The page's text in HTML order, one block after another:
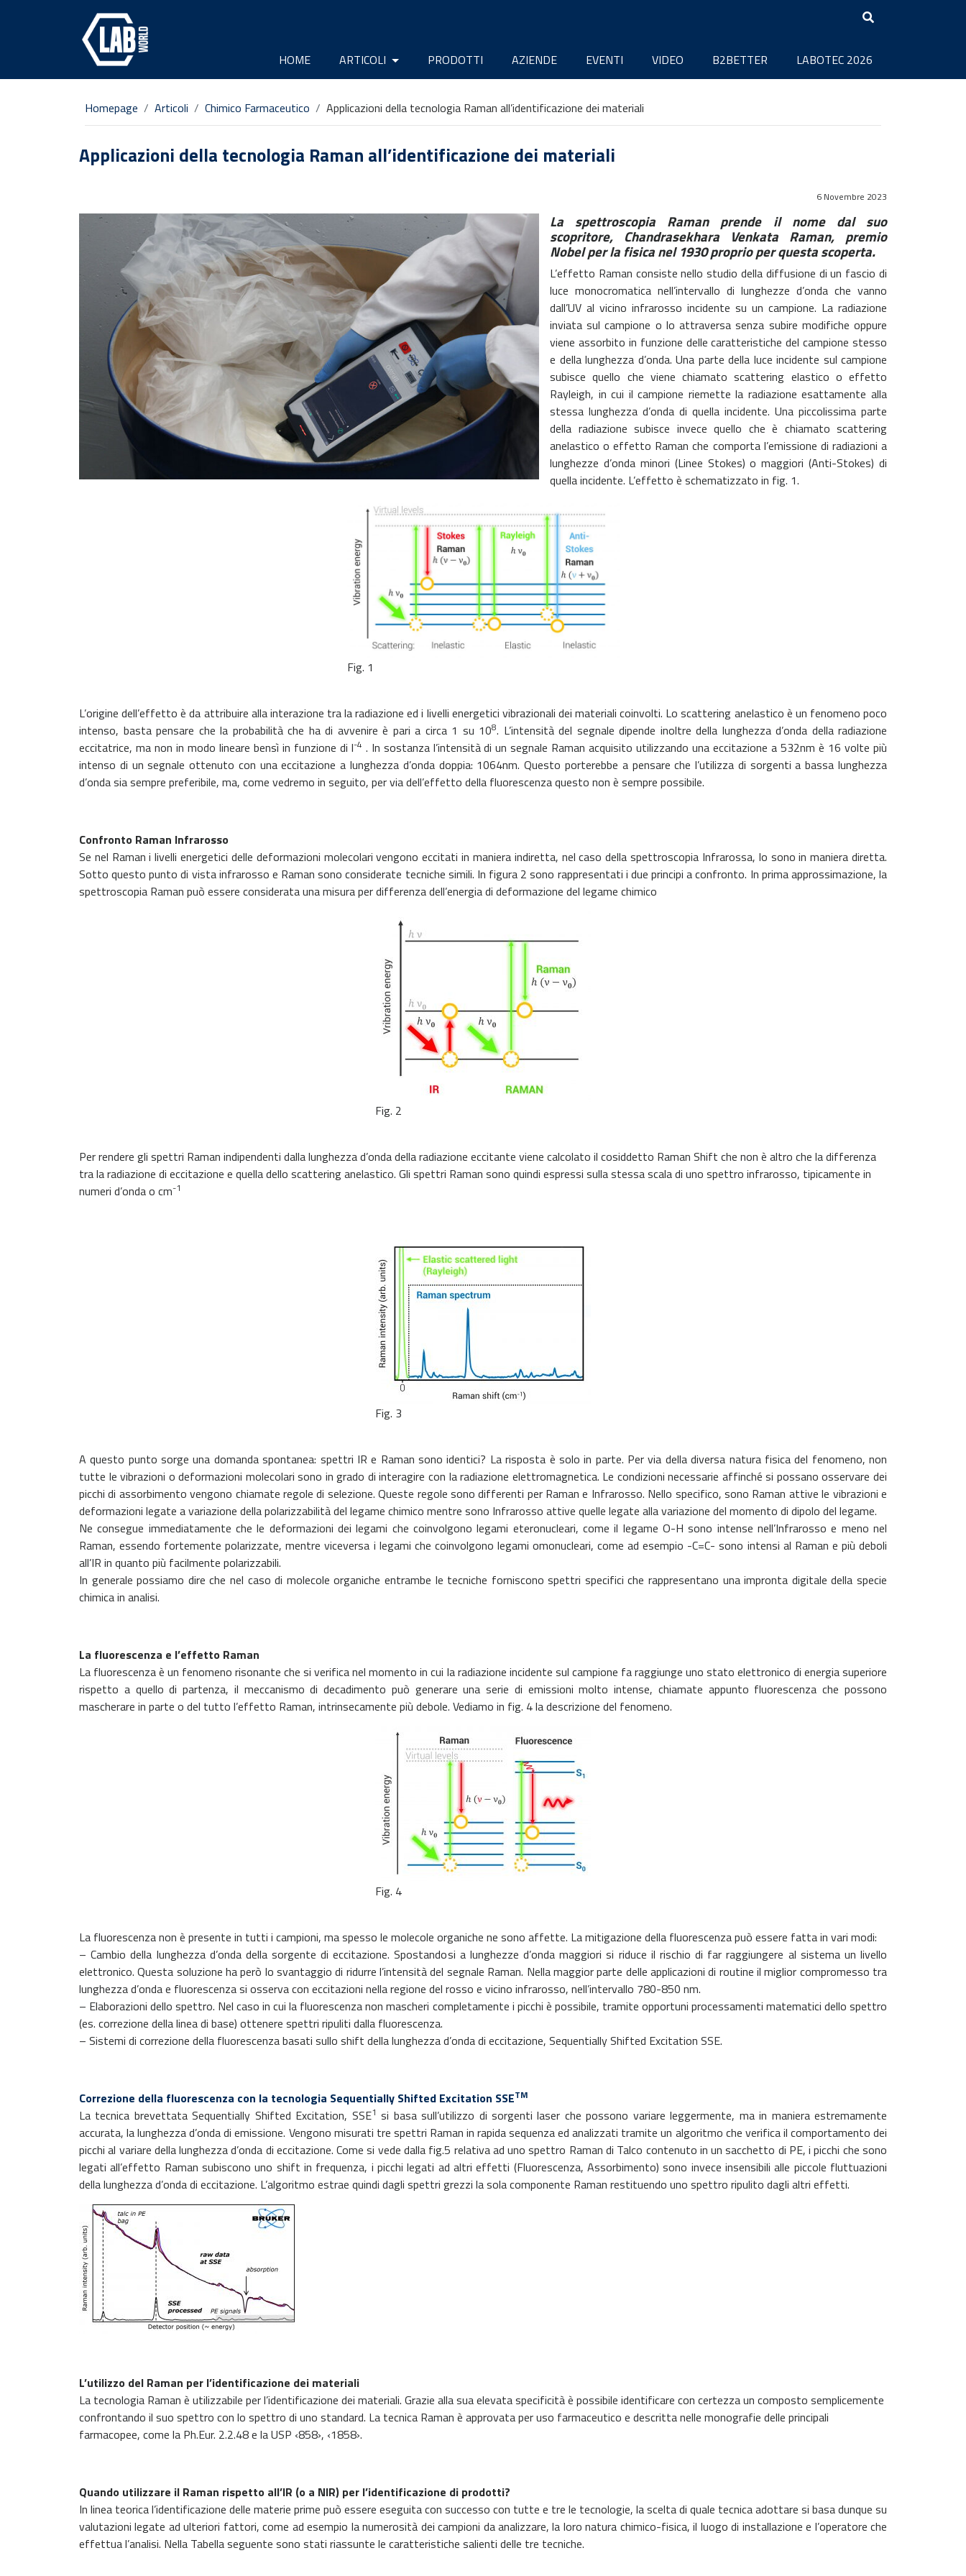
HOME ARTICOLI PRODOTTI AZIENDE EVENTI VIDEO B2BETTER LABOTEC 2026
Homepage Articoli Chimico Farmaceutico Applicazioni della tecnologia Raman all’identificazione dei materiali
Applicazioni della tecnologia Raman all’identificazione dei materiali
6 Novembre 2023
La spettroscopia Raman prende il nome dal suo
scopritore, Chandrasekhara Venkata Raman, premio
Nobel per la fisica nel 1930 proprio per questa scoperta.
L’effetto Raman consiste nello studio della diffusione di un fascio di
luce monocromatica nell’intervallo di lunghezze d’onda che vanno
dall’UV al vicino infrarosso incidente su un campione. La radiazione
inviata sul campione o lo attraversa senza subire modifiche oppure
viene assorbito in funzione delle caratteristiche del campione stesso
e della lunghezza d’onda. Una parte della luce incidente sul campione
subisce quello che viene chiamato scattering elastico o effetto
Rayleigh, in cui il campione riemette la radiazione esattamente alla
stessa lunghezza d’onda di quella incidente. Una piccolissima parte
della radiazione subisce invece quello che è chiamato scattering
anelastico o effetto Raman che comporta l’emissione di radiazioni a
lunghezze d’onda minori (Linee Stokes) o maggiori (Anti-Stokes) di
quella incidente. L’effetto è schematizzato in fig. 1.
Fig. 1
L’origine dell’effetto è da attribuire alla interazione tra la radiazione ed i livelli energetici vibrazionali dei materiali coinvolti. Lo scattering anelastico è un fenomeno poco
intenso, basta pensare che la probabilità che ha di avvenire è pari a circa 1 su 108. L’intensità del segnale dipende inoltre della lunghezza d’onda della radiazione
eccitatrice, ma non in modo lineare bensì in funzione di l-4 . In sostanza l’intensità di un segnale Raman acquisito utilizzando una eccitazione a 532nm è 16 volte più
intenso di un segnale ottenuto con una eccitazione a lunghezza d’onda doppia: 1064nm. Questo porterebbe a pensare che l’utilizza di sorgenti a bassa lunghezza
d’onda sia sempre preferibile, ma, come vedremo in seguito, per via dell’effetto della fluorescenza questo non è sempre possibile.
Confronto Raman Infrarosso
Se nel Raman i livelli energetici delle deformazioni molecolari vengono eccitati in maniera indiretta, nel caso della spettroscopia Infrarossa, lo sono in maniera diretta.
Sotto questo punto di vista infrarosso e Raman sono considerate tecniche simili. In figura 2 sono rappresentati i due principi a confronto. In prima approssimazione, la
spettroscopia Raman può essere considerata una misura per differenza dell’energia di deformazione del legame chimico
Fig. 2
Per rendere gli spettri Raman indipendenti dalla lunghezza d’onda della radiazione eccitante viene calcolato il cosiddetto Raman Shift che non è altro che la differenza
tra la radiazione di eccitazione e quella dello scattering anelastico. Gli spettri Raman sono quindi espressi sulla stessa scala di uno spettro infrarosso, tipicamente in
numeri d’onda o cm-1
Fig. 3
A questo punto sorge una domanda spontanea: spettri IR e Raman sono identici? La risposta è solo in parte. Per via della diversa natura fisica del fenomeno, non
tutte le vibrazioni o deformazioni molecolari sono in grado di interagire con la radiazione elettromagnetica. Le condizioni necessarie affinché si possano osservare dei
picchi di assorbimento vengono chiamate regole di selezione. Queste regole sono differenti per Raman e Infrarosso. Nello specifico, sono Raman attive le vibrazioni e
deformazioni legate a variazione della polarizzabilità del legame chimico mentre sono Infrarosso attive quelle legate alla variazione del momento di dipolo del legame.
Ne consegue immediatamente che le deformazioni dei legami che coinvolgono legami eteronucleari, come il legame O-H sono intense nell’Infrarosso e meno nel
Raman, essendo fortemente polarizzate, mentre viceversa i legami che coinvolgono legami omonucleari, come ad esempio -C=C- sono intensi al Raman e più deboli
all’IR in quanto più facilmente polarizzabili.
In generale possiamo dire che nel caso di molecole organiche entrambe le tecniche forniscono spettri specifici che rappresentano una impronta digitale della specie
chimica in analisi.
La fluorescenza e l’effetto Raman
La fluorescenza è un fenomeno risonante che si verifica nel momento in cui la radiazione incidente sul campione fa raggiunge uno stato elettronico di energia superiore
rispetto a quello di partenza, il meccanismo di decadimento può generare una serie di emissioni molto intense, chiamate appunto fluorescenza che possono
mascherare in parte o del tutto l’effetto Raman, intrinsecamente più debole. Vediamo in fig. 4 la descrizione del fenomeno.
Fig. 4
La fluorescenza non è presente in tutti i campioni, ma spesso le molecole organiche ne sono affette. La mitigazione della fluorescenza può essere fatta in vari modi:
– Cambio della lunghezza d’onda della sorgente di eccitazione. Spostandosi a lunghezze d’onda maggiori si riduce il rischio di far raggiungere al sistema un livello
elettronico. Questa soluzione ha però lo svantaggio di ridurre l’intensità del segnale Raman. Nella maggior parte delle applicazioni di routine il miglior compromesso tra
lunghezza d’onda e fluorescenza si osserva con eccitazioni nella regione del rosso e vicino infrarosso, nell’intervallo 780-850 nm.
– Elaborazioni dello spettro. Nel caso in cui la fluorescenza non mascheri completamente i picchi è possibile, tramite opportuni processamenti matematici dello spettro
(es. correzione della linea di base) ottenere spettri ripuliti dalla fluorescenza.
– Sistemi di correzione della fluorescenza basati sullo shift della lunghezza d’onda di eccitazione, Sequentially Shifted Excitation SSE.
Correzione della fluorescenza con la tecnologia Sequentially Shifted Excitation SSETM
La tecnica brevettata Sequentially Shifted Excitation, SSE1 si basa sull’utilizzo di sorgenti laser che possono variare leggermente, ma in maniera estremamente
accurata, la lunghezza d’onda di emissione. Vengono misurati tre spettri Raman in rapida sequenza ed analizzati tramite un algoritmo che verifica il comportamento dei
picchi al variare della lunghezza d’onda di eccitazione. Come si vede dalla fig.5 relativa ad uno spettro Raman di Talco contenuto in un sacchetto di PE, i picchi che sono
legati all’effetto Raman subiscono uno shift in frequenza, i picchi legati ad altri effetti (Fluorescenza, Assorbimento) sono invece insensibili alle piccole fluttuazioni
della lunghezza d’onda di eccitazione. L’algoritmo estrae quindi dagli spettri grezzi la sola componente Raman restituendo uno spettro ripulito dagli altri effetti.
L’utilizzo del Raman per l’identificazione dei materiali
La tecnologia Raman è utilizzabile per l’identificazione dei materiali. Grazie alla sua elevata specificità è possibile identificare con certezza un composto semplicemente
confrontando il suo spettro con lo spettro di uno standard. La tecnica Raman è approvata per uso farmaceutico e descritta nelle monografie delle principali
farmacopee, come la Ph.Eur. 2.2.48 e la USP ‹858›, ‹1858›.
Quando utilizzare il Raman rispetto all’IR (o a NIR) per l’identificazione di prodotti?
In linea teorica l’identificazione delle materie prime può essere eseguita con successo con tutte e tre le tecnologie, la scelta di quale tecnica adottare si basa dunque su
valutazioni legate ad ulteriori fattori, come ad esempio la numerosità dei campioni da analizzare, la loro natura chimico-fisica, il luogo di installazione e l’operatore che
effettua l’analisi. Nella Tabella seguente sono stati riassunte le caratteristiche salienti delle tre tecniche.